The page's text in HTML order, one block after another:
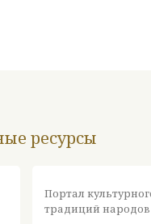
ресурсы
Портал
традиций народов